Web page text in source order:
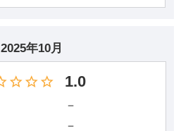
2025年10月
1.0
－
－